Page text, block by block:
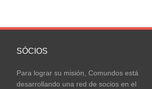
SÓCIOS
Para lograr su misión, Comundos está
desarrollando una red de socios en el